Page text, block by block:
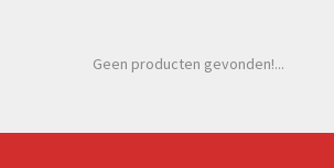
Geen producten gevonden!...